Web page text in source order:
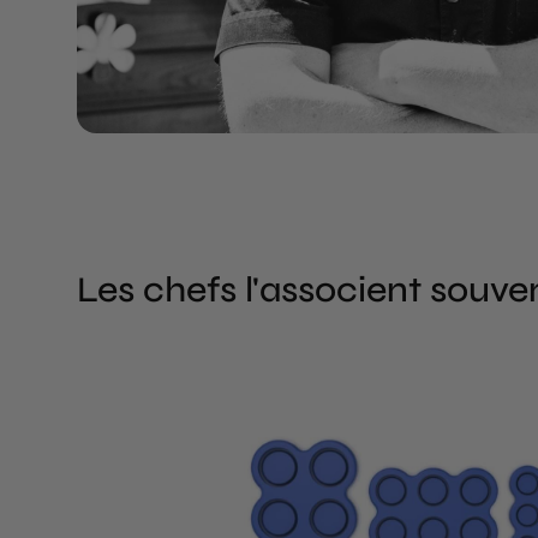
Les chefs l'associent